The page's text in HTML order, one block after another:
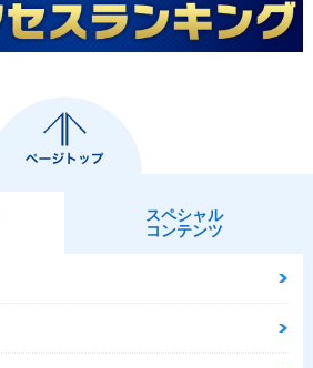
スペシャル
コンテンツ